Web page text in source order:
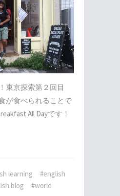
東京探索第２回目
が食べられることで
All Dayです！
learning
#english
blog
#world